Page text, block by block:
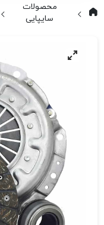
محصولات
سایپایی